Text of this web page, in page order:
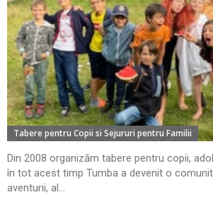
Tabere pentru Copii si Sejururi pentru Familii
Din 2008 organizăm tabere pentru copii,
în tot acest timp Tumba a devenit o
aventurii, al...